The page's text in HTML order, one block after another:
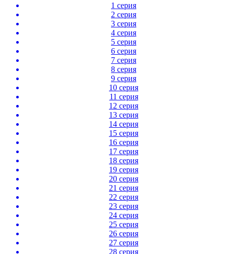
1 серия
2 серия
3 серия
4 серия
5 серия
6 серия
7 серия
8 серия
9 серия
10 серия
11 серия
12 серия
13 серия
14 серия
15 серия
16 серия
17 серия
18 серия
19 серия
20 серия
21 серия
22 серия
23 серия
24 серия
25 серия
26 серия
27 серия
28 серия